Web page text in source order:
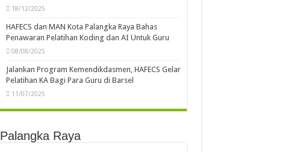
18/12/2025
HAFECS dan MAN Kota Palangka Raya Bahas
Penawaran Pelatihan Koding dan AI Untuk Guru
08/08/2025
Jalankan Program Kemendikdasmen, HAFECS Gelar
Pelatihan KA Bagi Para Guru di Barsel
11/07/2025
Palangka Raya